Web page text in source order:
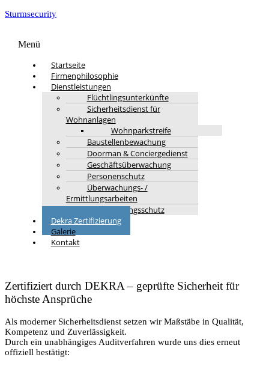
Sturmsecurity
Menü
Startseite
Firmenphilosophie
Dienstleistungen
Flüchtlingsunterkünfte
Sicherheitsdienst für
Wohnanlagen
Wohnparkstreife
Baustellenbewachung
Doorman & Conciergedienst
Geschäftsüberwachung
Personenschutz
Überwachungs- /
Ermittlungsarbeiten
Veranstaltungsschutz
Dekra Zertifizierung
Galerie
Kontakt
Zertifiziert durch DEKRA – geprüfte Sicherheit für
höchste Ansprüche
Als moderner Sicherheitsdienst setzen wir Maßstäbe in Qualität,
Kompetenz und Zuverlässigkeit.
Durch ein unabhängiges Auditverfahren wurde uns dies erneut
offiziell bestätigt: